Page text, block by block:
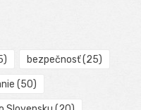
bezpečnosť(25)
(50)